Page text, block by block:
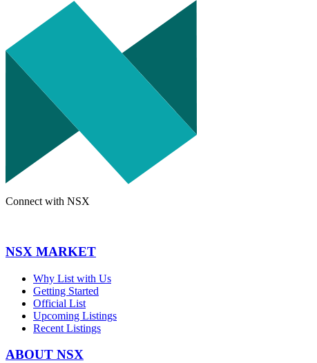
Connect with NSX
NSX MARKET
Why List with Us
Getting Started
Official List
Upcoming Listings
Recent Listings
ABOUT NSX